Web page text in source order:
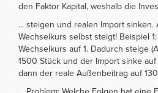
den Faktor Kapital, weshalb die
... steigen und realen Import
Wechselkurs selbst steigt! Beispiel
Wechselkurs auf 1. Dadurch steige
1500 Stück und der Import sinke
dann der reale Außenbeitrag auf